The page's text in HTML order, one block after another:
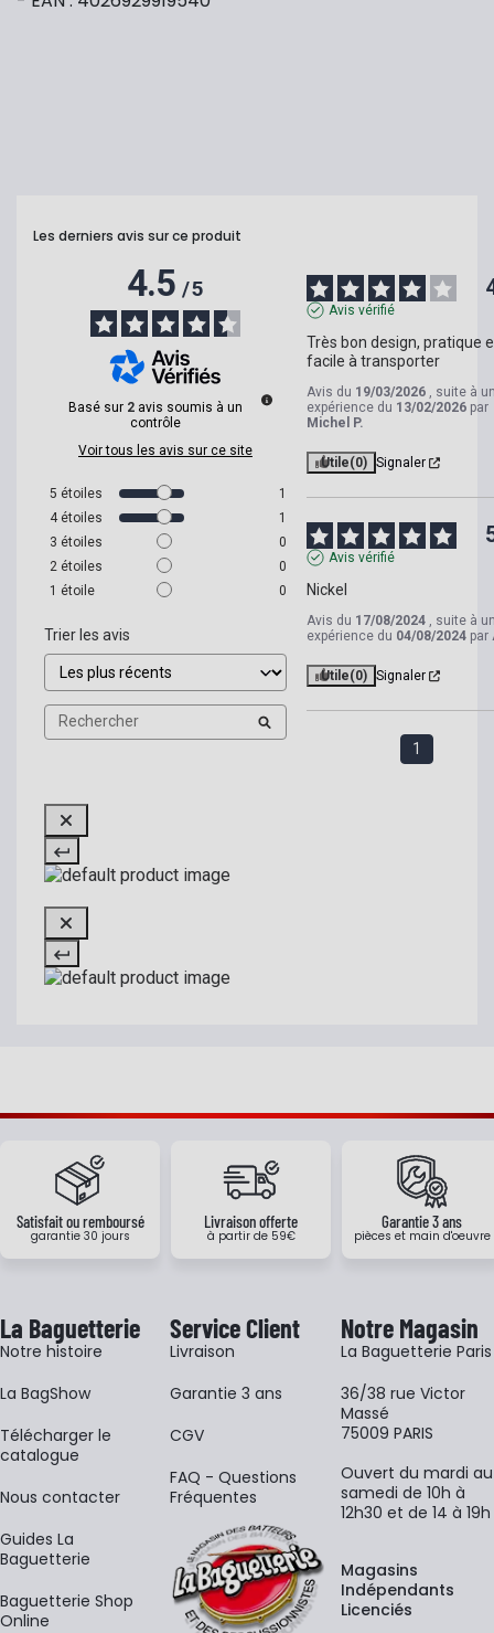
Les derniers avis sur ce produit
4.5/5
Basé sur 2 avis soumis à un
contrôle
Voir tous les avis sur ce site
5 étoiles
1
4 étoiles
1
3 étoiles
0
2 étoiles
0
1 étoile 0
Trier les avis
Avis vérifié
Très bon design, pratique
facile à transporter
Avis du 19/03/2026 , suite à
expérience du 13/02/2026 par
Michel P.
Utile(0) Signaler
Avis vérifié
Nickel
Avis du 17/08/2024 , suite à
expérience du 04/08/2024 par
Utile(0) Signaler
1
Satisfait ou remboursé
garantie 30 jours
Livraison offerte
à partir de 59€
Garantie 3 ans
pièces et main d'oeuvre
La Baguetterie
Notre histoire
La BagShow
​Télécharger le
catalogue
Nous contacter
Guides La
Baguetterie
Baguetterie Shop
Online
Service Client
Livraison
Garantie 3 ans
CGV
FAQ - Questions
Fréquentes
Notre Magasin
La Baguetterie Paris
36/38 rue Victor
Massé
75009 PARIS
Ouvert du mardi au
samedi de 10h à
12h30 et de 14 à 19h
Magasins
Indépendants
Licenciés